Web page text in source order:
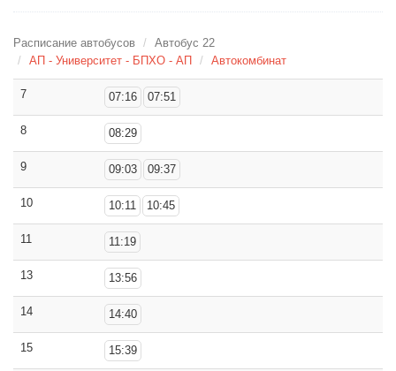
Расписание автобусов
Автобус 22
АП - Университет - БПХО - АП
Автокомбинат
7 07:16 07:51
8 08:29
9 09:03 09:37
10 10:11 10:45
11 11:19
13 13:56
14 14:40
15 15:39